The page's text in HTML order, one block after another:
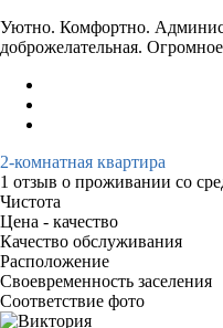
Уютно. Комфортно.
доброжелательная.
2-комнатная квартира
1 отзыв о проживании со
Чистота
Цена - качество
Качество обслуживания
Расположение
Своевременность заселения
Соответствие фото